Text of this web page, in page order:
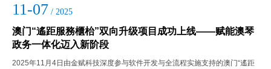
11-07 / 2025
澳门“遙距服務櫃枱”双向升级项目成功上线——赋能澳琴
政务一体化迈入新阶段
2025年11月4日由金赋科技深度参与软件开发与全流程实施支持的澳门“遙距